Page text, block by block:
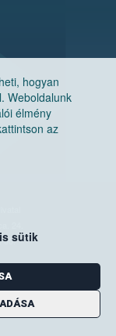
hogyan
Weboldalunk
élmény
az
sütik
30.